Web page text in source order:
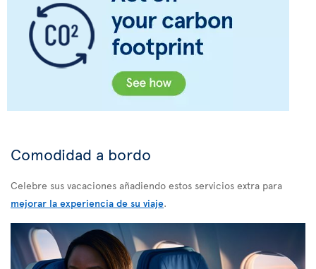
Comodidad a bordo
Celebre sus vacaciones añadiendo estos servicios extra para
mejorar la experiencia de su viaje.